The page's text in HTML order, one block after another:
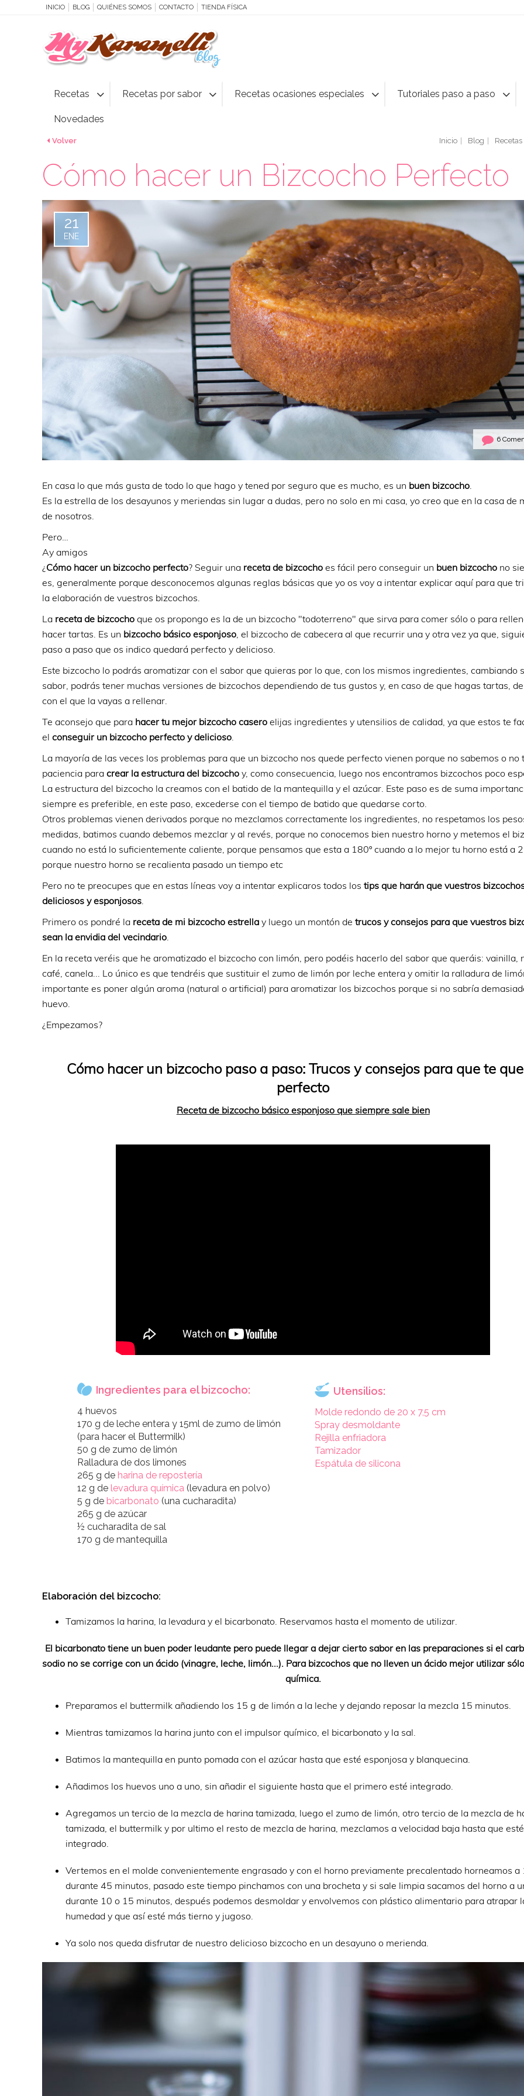
INICIO BLOG QUIÉNES SOMOS CONTACTO TIENDA FÍSICA
Recetas Recetas por sabor Recetas ocasiones especiales Tutoriales paso a paso
Novedades
Volver Inicio Blog Recetas
Cómo hacer un Bizcocho Perfecto
21
ENE
6
En casa lo que más gusta de todo lo que hago y tened por seguro que es mucho, es un buen bizcocho.
Es la estrella de los desayunos y meriendas sin lugar a dudas, pero no solo en mi casa, yo creo que en la casa de
de nosotros.
Pero…
Ay amigos
¿Cómo hacer un bizcocho perfecto? Seguir una receta de bizcocho es fácil pero conseguir un buen bizcocho no
es, generalmente porque desconocemos algunas reglas básicas que yo os voy a intentar explicar aquí para que
la elaboración de vuestros bizcochos.
La receta de bizcocho que os propongo es la de un bizcocho "todoterreno" que sirva para comer sólo o para
hacer tartas. Es un bizcocho básico esponjoso, el bizcocho de cabecera al que recurrir una y otra vez ya que,
paso a paso que os indico quedará perfecto y delicioso.
Este bizcocho lo podrás aromatizar con el sabor que quieras por lo que, con los mismos ingredientes, cambiando
sabor, podrás tener muchas versiones de bizcochos dependiendo de tus gustos y, en caso de que hagas tartas,
con el que la vayas a rellenar.
Te aconsejo que para hacer tu mejor bizcocho casero elijas ingredientes y utensilios de calidad, ya que estos te
el conseguir un bizcocho perfecto y delicioso.
La mayoría de las veces los problemas para que un bizcocho nos quede perfecto vienen porque no sabemos o no
paciencia para crear la estructura del bizcocho y, como consecuencia, luego nos encontramos bizcochos poco
La estructura del bizcocho la creamos con el batido de la mantequilla y el azúcar. Este paso es de suma
siempre es preferible, en este paso, excederse con el tiempo de batido que quedarse corto.
Otros problemas vienen derivados porque no mezclamos correctamente los ingredientes, no respetamos los
medidas, batimos cuando debemos mezclar y al revés, porque no conocemos bien nuestro horno y metemos el
cuando no está lo suficientemente caliente, porque pensamos que esta a 180º cuando a lo mejor tu horno está a
porque nuestro horno se recalienta pasado un tiempo etc
Pero no te preocupes que en estas líneas voy a intentar explicaros todos los tips que harán que vuestros
deliciosos y esponjosos.
Primero os pondré la receta de mi bizcocho estrella y luego un montón de trucos y consejos para que vuestros
sean la envidia del vecindario.
En la receta veréis que he aromatizado el bizcocho con limón, pero podéis hacerlo del sabor que queráis: vainilla,
café, canela... Lo único es que tendréis que sustituir el zumo de limón por leche entera y omitir la ralladura de
importante es poner algún aroma (natural o artificial) para aromatizar los bizcochos porque si no sabría
huevo.
¿Empezamos?
Cómo hacer un bizcocho paso a paso: Trucos y consejos para que te
perfecto
Receta de bizcocho básico esponjoso que siempre sale bien
Ingredientes para el bizcocho:
4 huevos
170 g de leche entera y 15ml de zumo de limón
(para hacer el Buttermilk)
50 g de zumo de limón
Ralladura de dos limones
265 g de harina de repostería
12 g de levadura química (levadura en polvo)
5 g de bicarbonato (una cucharadita)
265 g de azúcar
½ cucharadita de sal
170 g de mantequilla
Utensilios:
Molde redondo de 20 x 7,5 cm
Spray desmoldante
Rejilla enfriadora
Tamizador
Espátula de silicona
Elaboración del bizcocho:
Tamizamos la harina, la levadura y el bicarbonato. Reservamos hasta el momento de utilizar.
El bicarbonato tiene un buen poder leudante pero puede llegar a dejar cierto sabor en las preparaciones si el
sodio no se corrige con un ácido (vinagre, leche, limón...). Para bizcochos que no lleven un ácido mejor utilizar
química.
Preparamos el buttermilk añadiendo los 15 g de limón a la leche y dejando reposar la mezcla 15 minutos.
Mientras tamizamos la harina junto con el impulsor químico, el bicarbonato y la sal.
Batimos la mantequilla en punto pomada con el azúcar hasta que esté esponjosa y blanquecina.
Añadimos los huevos uno a uno, sin añadir el siguiente hasta que el primero esté integrado.
Agregamos un tercio de la mezcla de harina tamizada, luego el zumo de limón, otro tercio de la mezcla de
tamizada, el buttermilk y por ultimo el resto de mezcla de harina, mezclamos a velocidad baja hasta que
integrado.
Vertemos en el molde convenientemente engrasado y con el horno previamente precalentado horneamos a
durante 45 minutos, pasado este tiempo pinchamos con una brocheta y si sale limpia sacamos del horno a
durante 10 o 15 minutos, después podemos desmoldar y envolvemos con plástico alimentario para atrapar
humedad y que así esté más tierno y jugoso.
Ya solo nos queda disfrutar de nuestro delicioso bizcocho en un desayuno o merienda.